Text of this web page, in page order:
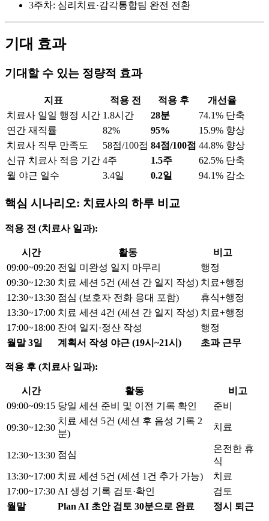
3주차: 심리치료·감각통합팀 완전 전환
기대 효과
기대할 수 있는 정량적 효과
지표 적용 전 적용 후
개선율
치료사 일일 행정 시간 1.8시간 28분
74.1% 단축
연간 재직률
82% 95%
15.9% 향상
치료사 직무 만족도
58점/100점 84점/100점 44.8% 향상
신규 치료사 적응 기간 4주 1.5주
62.5% 단축
월 야근 일수
3.4일 0.2일 94.1% 감소
핵심 시나리오: 치료사의 하루 비교
적용 전 (치료사 일과):
시간 활동
비고
09:00~09:20 전일 미완성 일지 마무리
행정
09:30~12:30 치료 세션 5건 (세션 간 일지 작성) 치료+행정
12:30~13:30 점심 (보호자 전화 응대 포함)
휴식+행정
13:30~17:00 치료 세션 4건 (세션 간 일지 작성) 치료+행정
17:00~18:00 잔여 일지·정산 작성
행정
월말 3일
계획서 작성 야근 (19시~21시) 초과 근무
적용 후 (치료사 일과):
시간 활동
비고
09:00~09:15 당일 세션 준비 및 이전 기록 확인 준비
09:30~12:30
치료 세션 5건 (세션 후 음성 기록 2
분)
치료
12:30~13:30 점심
온전한 휴
식
13:30~17:00 치료 세션 5건 (세션 1건 추가 가능)
치료
17:00~17:30 AI 생성 기록 검토·확인
검토
월말
Plan AI 초안 검토 30분으로 완료 정시 퇴근